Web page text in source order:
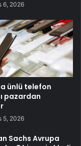
6, 2026
ünlü telefon
pazardan
5, 2026
Sachs Avrupa